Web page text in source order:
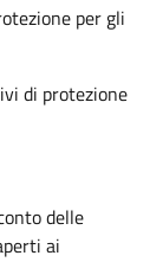
per gli
di protezione
delle
ai